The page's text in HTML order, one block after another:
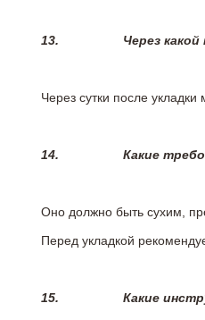
13. Через
Через сутки после
14. Какие
Оно должно быть сухим,
Перед укладкой
15. Какие